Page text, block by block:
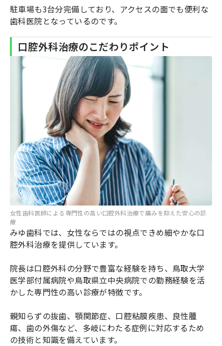
駐車場も3台分完備しており、アクセスの面でも便利な
歯科医院となっているのです。
口腔外科治療のこだわりポイント
女性歯科医師による専門性の高い口腔外科治療で痛みを抑えた安心の診
療
みゆ歯科では、女性ならではの視点できめ細やかな口
腔外科治療を提供しています。
院長は口腔外科の分野で豊富な経験を持ち、鳥取大学
医学部付属病院や鳥取県立中央病院での勤務経験を活
かした専門性の高い診療が特徴です。
親知らずの抜歯、顎関節症、口腔粘膜疾患、良性腫
瘍、歯の外傷など、多岐にわたる症例に対応するため
の技術と知識を備えています。